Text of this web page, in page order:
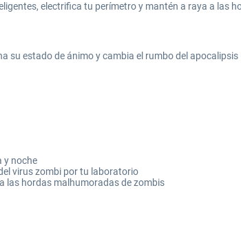
electrifica tu perímetro y mantén a raya a las
su estado de ánimo y cambia el rumbo del
y noche
virus zombi por tu laboratorio
las hordas malhumoradas de zombis